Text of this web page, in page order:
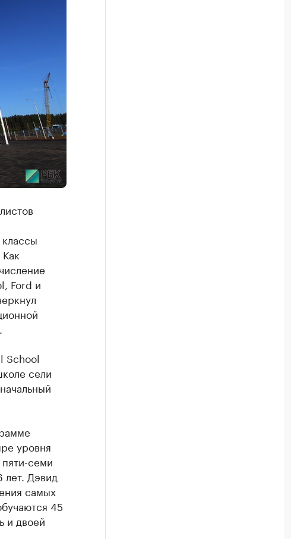
Ford и
School
сели
уровня
семи
лет. Дэвид
самых
45
и двоей